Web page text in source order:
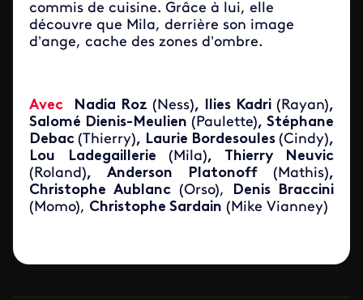
commis de cuisine. Grâce à lui, elle
découvre que Mila, derrière son image
d’ange, cache des zones d’ombre.
Avec Nadia Roz (Ness), Ilies Kadri (Rayan),
Salomé Dienis-Meulien (Paulette), Stéphane
Debac(Thierry), Laurie Bordesoules (Cindy),
Lou Ladegaillerie (Mila), Thierry Neuvic
(Roland), Anderson Platonoff (Mathis),
Christophe Aublanc (Orso),
Denis Braccini
(Momo), Christophe Sardain (Mike Vianney)